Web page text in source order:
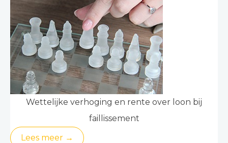
Wettelijke verhoging en rente over loon bij
faillissement
Lees meer →